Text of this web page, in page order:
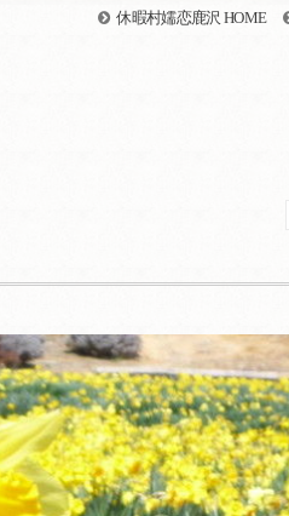
休暇村嬬恋鹿沢 HOME